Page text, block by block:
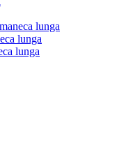
lunga
lunga
lunga